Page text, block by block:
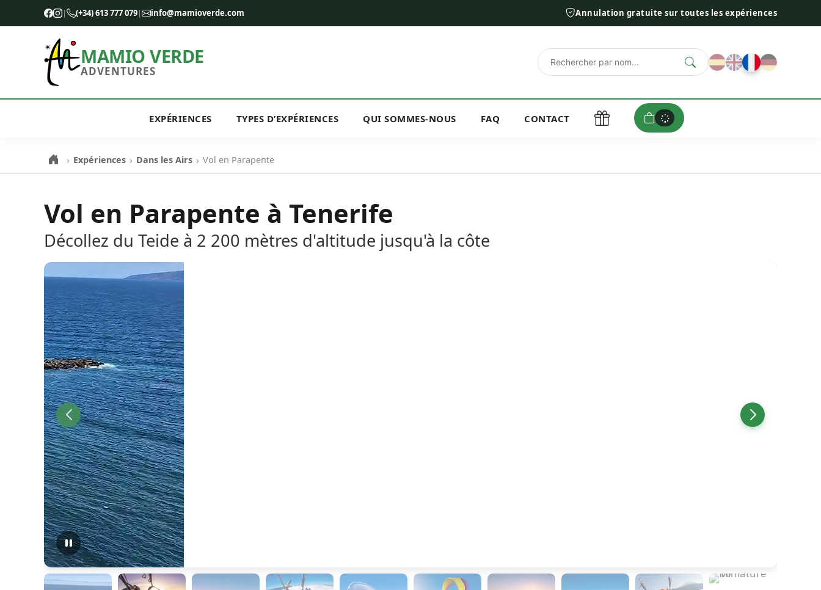
| (+34) 613 777 079| info@mamioverde.com Annulation gratuite sur toutes les expériences
MAMIO VERDE
ADVENTURES
EXPÉRIENCES TYPES D’EXPÉRIENCES QUI SOMMES-NOUS FAQ CONTACT
› Expériences › Dans les Airs › Vol en Parapente
Vol en Parapente à Tenerife
Décollez du Teide à 2 200 mètres d'altitude jusqu'à la côte